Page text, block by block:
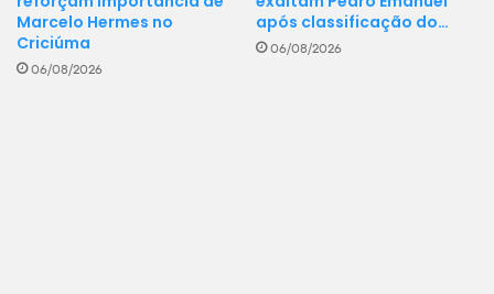
Marcelo Hermes no
Criciúma
06/08/2026
após classificação do…
06/08/2026